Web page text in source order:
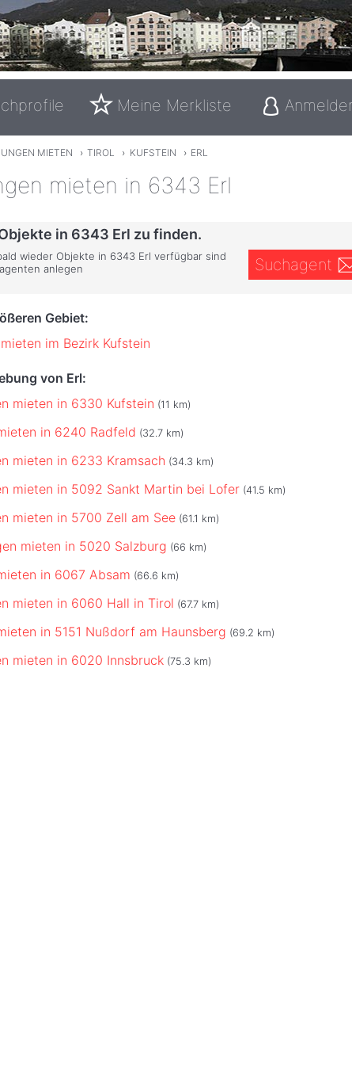
Meine Merkliste
MIETEN › TIROL › KUFSTEIN › ERL
mieten in 6343 Erl
in 6343 Erl zu finden.
wieder Objekte in 6343 Erl verfügbar sind
anlegen
Suchagent
Gebiet:
im Bezirk Kufstein
von Erl:
mieten in 6330 Kufstein (11 km)
in 6240 Radfeld (32.7 km)
mieten in 6233 Kramsach (34.3 km)
mieten in 5092 Sankt Martin bei Lofer (41.5 km)
mieten in 5700 Zell am See (61.1 km)
mieten in 5020 Salzburg (66 km)
in 6067 Absam (66.6 km)
mieten in 6060 Hall in Tirol (67.7 km)
in 5151 Nußdorf am Haunsberg (69.2 km)
mieten in 6020 Innsbruck (75.3 km)